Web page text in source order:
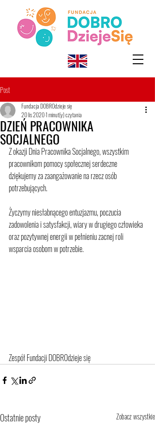
Post
DZIEŃ PRACOWNIKA
SOCJALNEGO
Fundacja DOBROdzieje się
20 lis 20201 minut(y) czytania
Z okazji Dnia Pracownika Socjalnego, wszystkim
pracownikom pomocy społecznej serdeczne
dziękujemy za zaangażowanie na rzecz osób
potrzebujących.
Życzymy niesłabnącego entuzjazmu, poczucia
zadowolenia i satysfakcji, wiary w drugiego człowieka
oraz pozytywnej energii w pełnieniu zacnej roli
wsparcia osobom w potrzebie.
Zespół Fundacji DOBROdzieje się
Ostatnie posty Zobacz wszystkie